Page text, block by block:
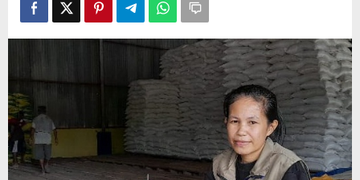
700
Ton
dari
NTB
Masuk